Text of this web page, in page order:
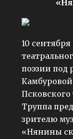
10
поэзии под
Труппа
зрителю
«Нянины